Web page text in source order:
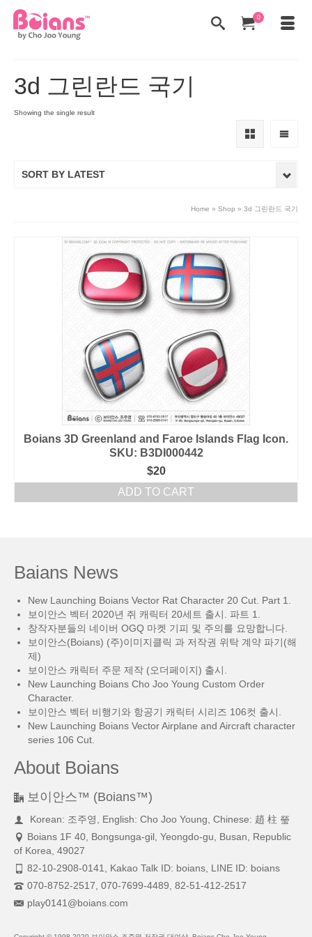
0
3d 그린란드 국기
Showing the single result
SORT BY LATEST
Home » Shop » 3d 그린란드 국기
Boians 3D Greenland and Faroe Islands Flag Icon.
SKU: B3DI000442
$20
ADD TO CART
Baians News
New Launching Boians Vector Rat Character 20 Cut. Part 1.
보이안스 벡터 2020년 쥐 캐릭터 20세트 출시. 파트 1.
창작자분들의 네이버 OGQ 마켓 기피 및 주의를 요망합니다.
보이안스(Boians) (주)이미지클릭 과 저작권 위탁 계약 파기(해
제)
보이안스 캐릭터 주문 제작 (오더페이지) 출시.
New Launching Boians Cho Joo Young Custom Order
Character.
보이안스 벡터 비행기와 항공기 캐릭터 시리즈 106컷 출시.
New Launching Boians Vector Airplane and Aircraft character
series 106 Cut.
About Boians
보이안스™ (Boians™)
Korean: 조주영, English: Cho Joo Young, Chinese: 趙 柱 瑩
Boians 1F 40, Bongsunga-gil, Yeongdo-gu, Busan, Republic
of Korea, 49027
82-10-2908-0141, Kakao Talk ID: boians, LINE ID: boians
070-8752-2517, 070-7699-4489, 82-51-412-2517
play0141@boians.com